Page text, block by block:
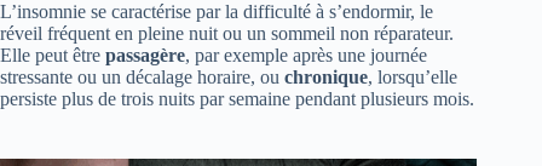
L’insomnie se caractérise par la difficulté à s’endormir, le
réveil fréquent en pleine nuit ou un sommeil non réparateur.
Elle peut être passagère, par exemple après une journée
stressante ou un décalage horaire, ou chronique, lorsqu’elle
persiste plus de trois nuits par semaine pendant plusieurs mois.